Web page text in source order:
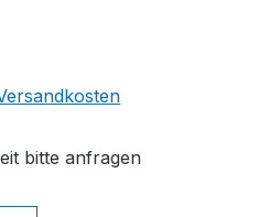
bitte anfragen